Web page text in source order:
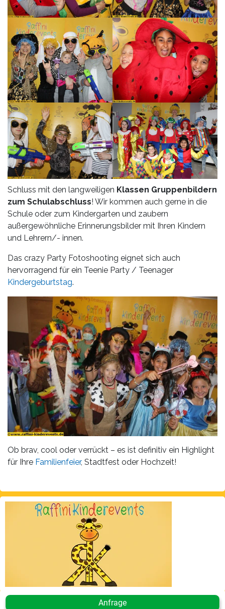
Schluss mit den langweiligen Klassen Gruppenbildern
zum Schulabschluss! Wir kommen auch gerne in die
Schule oder zum Kindergarten und zaubern
außergewöhnliche Erinnerungsbilder mit Ihren Kindern
und Lehrern/- innen.
Das crazy Party Fotoshooting eignet sich auch
hervorragend für ein Teenie Party / Teenager
Kindergeburtstag.
Ob brav, cool oder verrückt – es ist definitiv ein Highlight
für Ihre Familienfeier, Stadtfest oder Hochzeit!
Anfrage